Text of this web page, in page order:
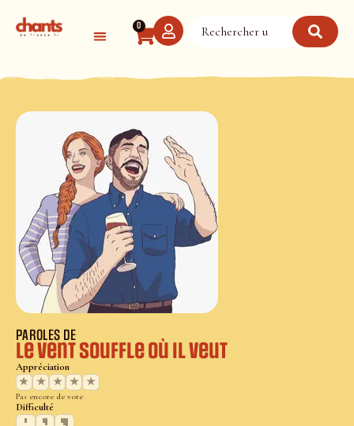
0
PAROLES DE
Le vent souffle où il veut
Appréciation
★
★ ★ ★ ★
Pas encore de vote
Difficulté